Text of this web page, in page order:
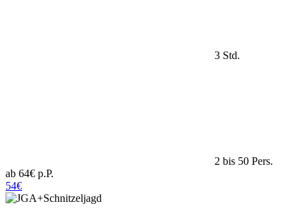
3 Std.
2 bis 50 Pers.
ab 64€ p.P.
54€